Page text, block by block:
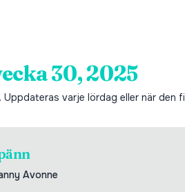
30, 2025
varje lördag eller när den
Avonne